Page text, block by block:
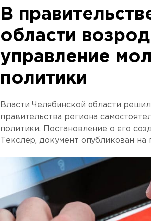
В
области
управление
политики
Власти Челябинской области
правительства региона
политики. Постановление о его
Текслер, документ опубликован